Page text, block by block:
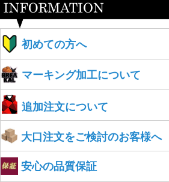
初めての方へ
マーキング加工について
追加注文について
大口注文をご検討のお客様へ
安心の品質保証